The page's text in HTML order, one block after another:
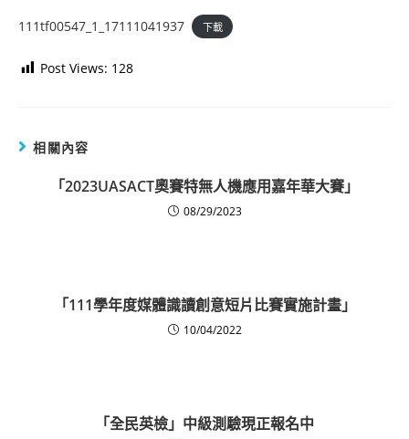
111tf00547_1_17111041937 下載
Post Views: 128
相關內容
「2023UASACT奧賽特無人機應用嘉年華大賽」
08/29/2023
「111學年度媒體識讀創意短片比賽實施計畫」
10/04/2022
「全民英檢」中級測驗現正報名中